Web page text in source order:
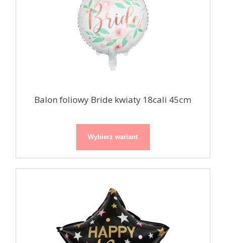
Balon foliowy Bride kwiaty 18cali 45cm
Wybierz wariant